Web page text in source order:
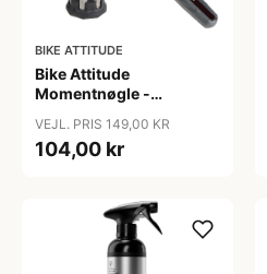
BIKE ATTITUDE
Bike Attitude
Momentnøgle -
VEJL. PRIS 149,00 KR
104,00 kr